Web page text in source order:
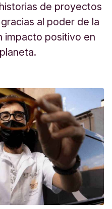
de proyectos
al poder de la
impacto positivo en